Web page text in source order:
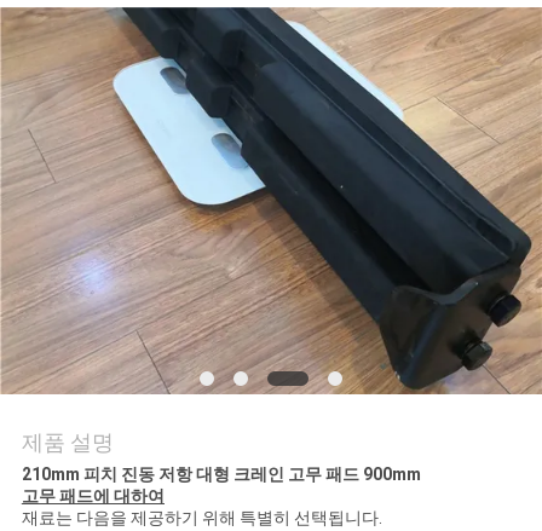
리
문
의
하
기
조
회
를
요
제품 설명
210mm 피치 진동 저항 대형 크레인 고무 패드 900mm
고무 패드에 대하여
재료는 다음을 제공하기 위해 특별히 선택됩니다.